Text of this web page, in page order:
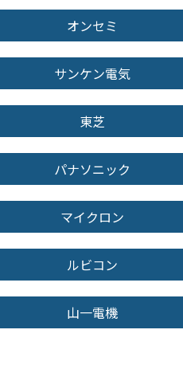
オンセミ
サンケン電気
東芝
パナソニック
マイクロン
ルビコン
山一電機